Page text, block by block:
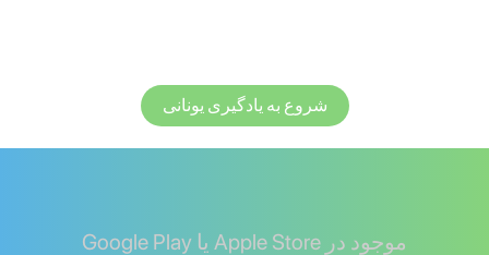
شروع به یادگیری یونانی
موجود در Apple Store یا Google Play